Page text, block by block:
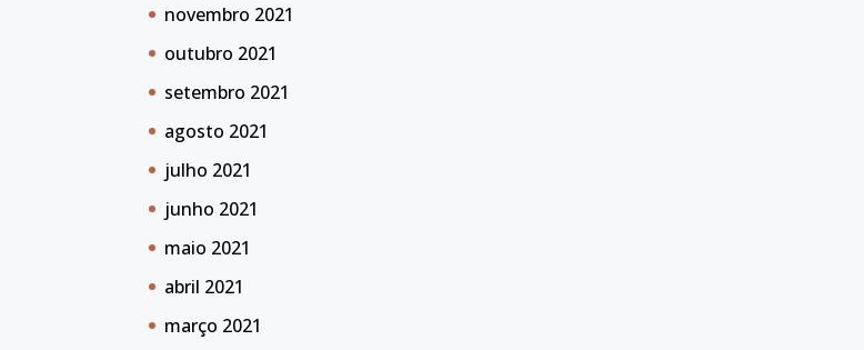
novembro 2021
outubro 2021
setembro 2021
agosto 2021
julho 2021
junho 2021
maio 2021
abril 2021
março 2021